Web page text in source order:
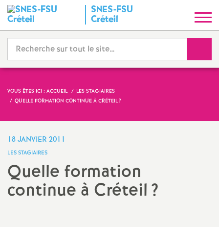
SNES-FSU
Créteil
y
n
i
t
VOUS ÊTES ICI : ACCUEIL
LES STAGIAIRES
QUELLE FORMATION CONTINUE À CRÉTEIL?
18 JANVIER 2011
LES STAGIAIRES
Quelle formation
continue à Créteil?